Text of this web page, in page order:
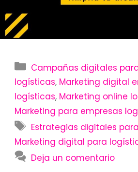
Categorías
Campañas digitales
logísticas, Marketing digital
logísticas, Marketing online
Marketing para empresas
Etiquetas
Estrategias digitales
Marketing digital para
Deja un comentario